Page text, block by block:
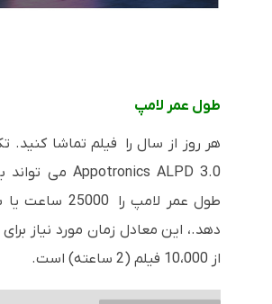
طول عمر لامپ
هر روز از سال را فیلم تماشا کنید.
Appotronics ALPD 3.0 می تواند
طول عمر لامپ را
دهد.، این معادل زمان مورد نیاز
از 10،000 فیلم (2 ساعته) است.